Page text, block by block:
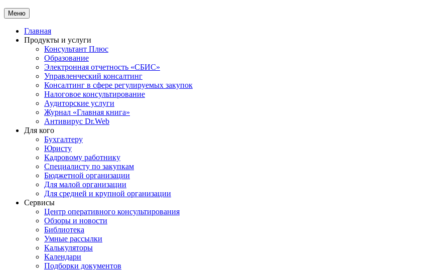
Меню
Главная
Продукты и услуги
Консультант Плюс
Образование
Электронная отчетность «СБИС»
Управленческий консалтинг
Консалтинг в сфере регулируемых закупок
Налоговое консультирование
Аудиторские услуги
Журнал «Главная книга»
Антивирус Dr.Web
Для кого
Бухгалтеру
Юристу
Кадровому работнику
Специалисту по закупкам
Бюджетной организации
Для малой организации
Для средней и крупной организации
Сервисы
Центр оперативного консультирования
Обзоры и новости
Библиотека
Умные рассылки
Калькуляторы
Календари
Подборки документов